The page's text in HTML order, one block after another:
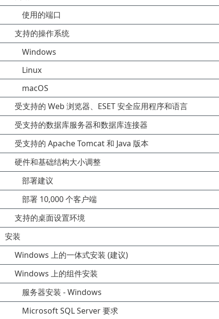
使用的端口
支持的操作系统
Windows
Linux
macOS
受支持的 Web 浏览器、ESET 安全应用程序和语言
受支持的数据库服务器和数据库连接器
受支持的 Apache Tomcat 和 Java 版本
硬件和基础结构大小调整
部署建议
部署 10,000 个客户端
支持的桌面设置环境
安装
Windows 上的一体式安装 (建议)
Windows 上的组件安装
服务器安装 - Windows
Microsoft SQL Server 要求